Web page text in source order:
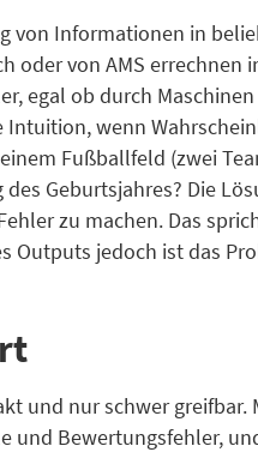
von Informationen in
oder von AMS errechnen
egal ob durch
wenn
Fußballfeld (zwei
Geburtsjahres? Die
zu machen. Das
jedoch ist das
und nur schwer greifbar.
und Bewertungsfehler,